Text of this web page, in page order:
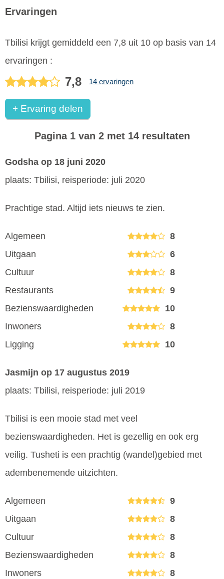
Ervaringen
Tbilisi krijgt gemiddeld een 7,8 uit 10 op basis van 14
ervaringen :
7,8 14 ervaringen
+ Ervaring delen
Pagina 1 van 2 met 14 resultaten
Godsha op 18 juni 2020
plaats: Tbilisi, reisperiode: juli 2020
Prachtige stad. Altijd iets nieuws te zien.
Algemeen
8
Uitgaan
6
Cultuur
8
Restaurants
9
Bezienswaardigheden
10
Inwoners
8
Ligging
10
Jasmijn op 17 augustus 2019
plaats: Tbilisi, reisperiode: juli 2019
Tbilisi is een mooie stad met veel
bezienswaardigheden. Het is gezellig en ook erg
veilig. Tusheti is een prachtig (wandel)gebied met
adembenemende uitzichten.
Algemeen
9
Uitgaan
8
Cultuur
8
Bezienswaardigheden
8
Inwoners
8